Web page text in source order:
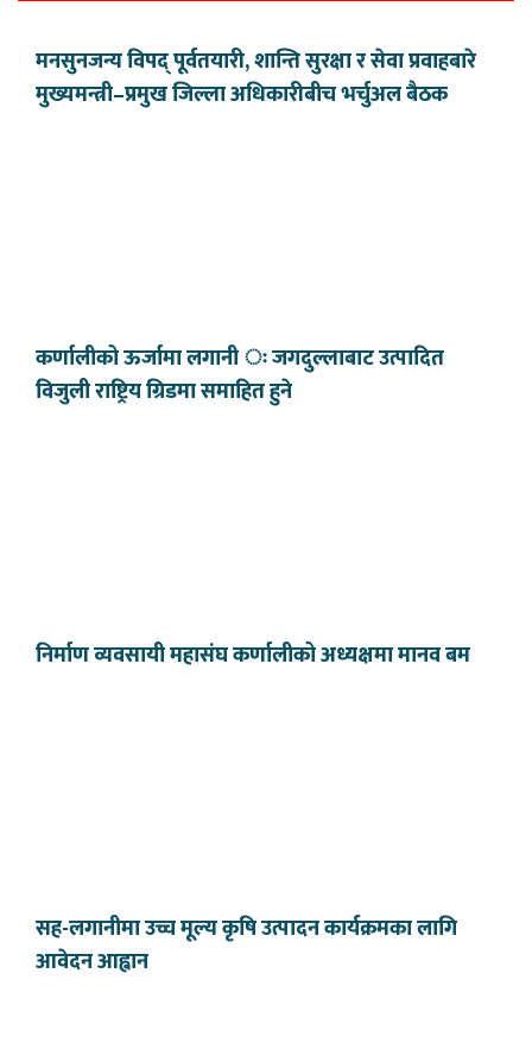
मनसुनजन्य विपद् पूर्वतयारी, शान्ति सुरक्षा र सेवा प्रवाहबारे
मुख्यमन्त्री–प्रमुख जिल्ला अधिकारीबीच भर्चुअल बैठक
कर्णालीको ऊर्जामा लगानी ः जगदुल्लाबाट उत्पादित
विजुली राष्ट्रिय ग्रिडमा समाहित हुने
निर्माण व्यवसायी महासंघ कर्णालीको अध्यक्षमा मानव बम
सह-लगानीमा उच्च मूल्य कृषि उत्पादन कार्यक्रमका लागि
आवेदन आह्वान